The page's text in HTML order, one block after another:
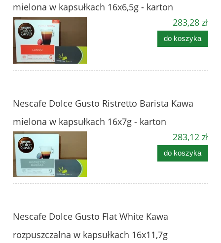
mielona w kapsułkach 16x6,5g - karton
283,28 zł
do koszyka
Nescafe Dolce Gusto Ristretto Barista Kawa
mielona w kapsułkach 16x7g - karton
283,12 zł
do koszyka
Nescafe Dolce Gusto Flat White Kawa
rozpuszczalna w kapsułkach 16x11,7g